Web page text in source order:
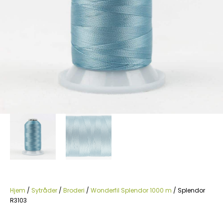
Hjem / Sytråder / Broderi / Wonderfil Splendor 1000 m / Splendor
R3103